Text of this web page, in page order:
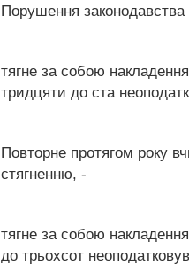
Порушення законодавства
тягне за собою
тридцяти до ста
Повторне протягом року
стягненню, -
тягне за собою
до трьохсот